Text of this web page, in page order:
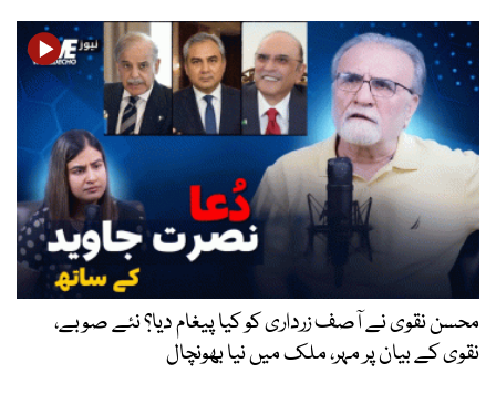
محسن نقوی نے آصف زرداری کو کیا پیغام دیا؟ نئے صوبے،
نقوی کے بیان پر مہر، ملک میں نیا بھونچال